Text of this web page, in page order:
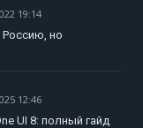
19:14
Россию, но
12:46
UI 8: полный гайд